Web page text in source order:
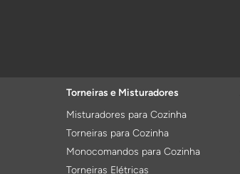
Torneiras e Misturadores
Misturadores para Cozinha
Torneiras para Cozinha
Monocomandos para Cozinha
Torneiras Elétricas